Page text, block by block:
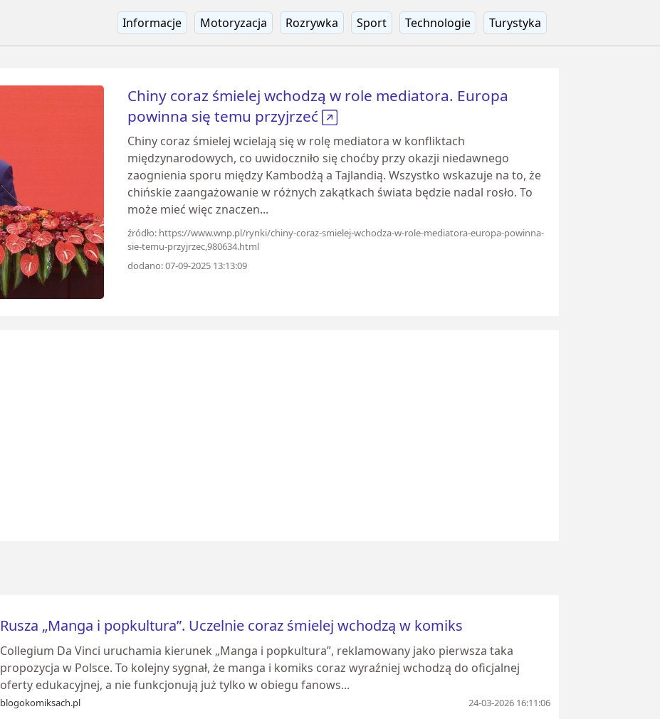
Informacje Motoryzacja Rozrywka Sport Technologie Turystyka
Chiny coraz śmielej wchodzą w role mediatora. Europa
powinna się temu przyjrzeć
Chiny coraz śmielej wcielają się w rolę mediatora w konfliktach
międzynarodowych, co uwidoczniło się choćby przy okazji niedawnego
zaognienia sporu między Kambodżą a Tajlandią. Wszystko wskazuje na to, że
chińskie zaangażowanie w różnych zakątkach świata będzie nadal rosło. To
może mieć więc znaczen...
źródło: https://www.wnp.pl/rynki/chiny-coraz-smielej-wchodza-w-role-mediatora-europa-powinna-
sie-temu-przyjrzec,980634.html
dodano: 07-09-2025 13:13:09
Rusza „Manga i popkultura”. Uczelnie coraz śmielej wchodzą w komiks
Collegium Da Vinci uruchamia kierunek „Manga i popkultura”, reklamowany jako pierwsza taka
propozycja w Polsce. To kolejny sygnał, że manga i komiks coraz wyraźniej wchodzą do oficjalnej
oferty edukacyjnej, a nie funkcjonują już tylko w obiegu fanows...
blogokomiksach.pl 24-03-2026 16:11:06